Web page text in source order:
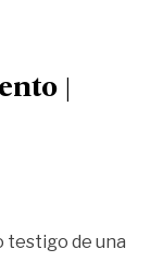
|
testigo de una